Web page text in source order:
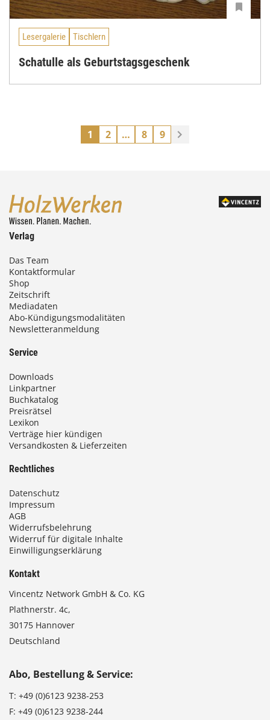
Lesergalerie Tischlern
Schatulle als Geburtstagsgeschenk
1 2 … 8 9
Verlag
Das Team
Kontaktformular
Shop
Zeitschrift
Mediadaten
Abo-Kündigungsmodalitäten
Newsletteranmeldung
Service
Downloads
Linkpartner
Buchkatalog
Preisrätsel
Lexikon
Verträge hier kündigen
Versandkosten & Lieferzeiten
Rechtliches
Datenschutz
Impressum
AGB
Widerrufsbelehrung
Widerruf für digitale Inhalte
Einwilligungserklärung
Kontakt
Vincentz Network GmbH & Co. KG
Plathnerstr. 4c,
30175 Hannover
Deutschland
Abo, Bestellung & Service:
T: +49 (0)6123 9238-253
F: +49 (0)6123 9238-244